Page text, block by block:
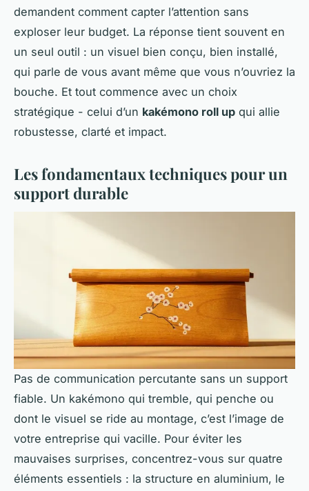
demandent comment capter l’attention sans
exploser leur budget. La réponse tient souvent en
un seul outil : un visuel bien conçu, bien installé,
qui parle de vous avant même que vous n’ouvriez la
bouche. Et tout commence avec un choix
stratégique - celui d’un kakémono roll up qui allie
robustesse, clarté et impact.
Les fondamentaux techniques pour un
support durable
Pas de communication percutante sans un support
fiable. Un kakémono qui tremble, qui penche ou
dont le visuel se ride au montage, c’est l’image de
votre entreprise qui vacille. Pour éviter les
mauvaises surprises, concentrez-vous sur quatre
éléments essentiels : la structure en aluminium, le